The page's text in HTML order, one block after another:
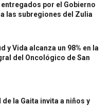
por el Gobierno
las subregiones del Zulia
y Vida alcanza un 98% en la
del Oncológico de San
la Gaita invita a niños y